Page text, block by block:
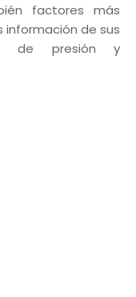
factores más
de sus
de presión y